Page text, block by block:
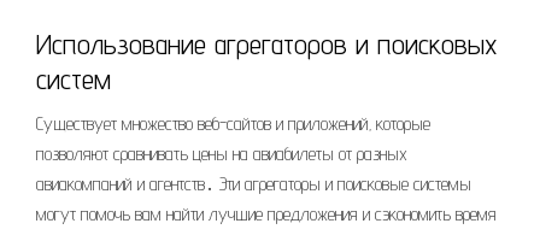
Использование агрегаторов и поисковых
систем
Существует множество веб-сайтов и приложений‚ которые
позволяют сравнивать цены на авиабилеты от разных
авиакомпаний и агентств․ Эти агрегаторы и поисковые системы
могут помочь вам найти лучшие предложения и сэкономить время